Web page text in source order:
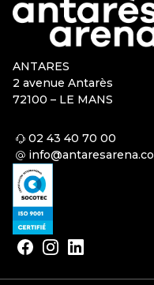
ANTARES
2 avenue Antarès
72100 – LE MANS
02 43 40 70 00